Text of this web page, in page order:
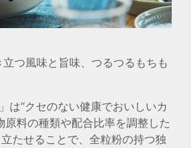
つ風味と旨味、つるつるもちも
は“クセのない健康でおいしいカ
原料の種類や配合比率を調整した
たせることで、全粒粉の持つ独